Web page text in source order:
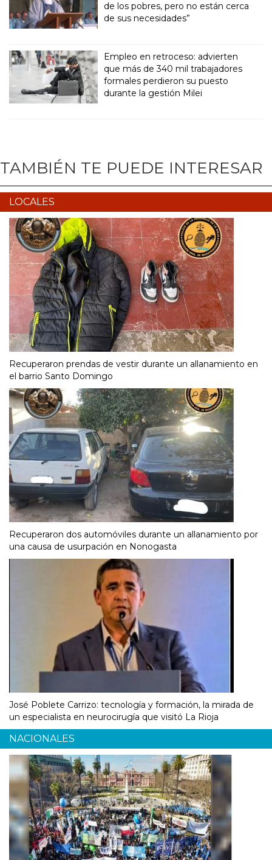
de los pobres, pero no están cerca
de sus necesidades”
Empleo en retroceso: advierten
que más de 340 mil trabajadores
formales perdieron su puesto
durante la gestión Milei
TAMBIÉN TE PUEDE INTERESAR
LOCALES
Recuperaron prendas de vestir durante un allanamiento en
el barrio Santo Domingo
Recuperaron dos automóviles durante un allanamiento por
una causa de usurpación en Nonogasta
José Poblete Carrizo: tecnología y formación, la mirada de
un especialista en neurocirugía que visitó La Rioja
NACIONALES